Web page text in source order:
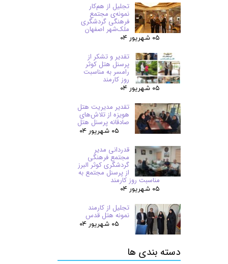
تجلیل از هم‌کار
نمونه‌ی مجتمع
فرهنگی گردشگری
ملک‌شهر اصفهان
۰۵ شهریور ۰۴
تقدیر و تشکر از
پرسنل هتل کوثر
رامسر به مناسبت
روز کارمند
۰۵ شهریور ۰۴
تقدیر مدیریت هتل
هویزه از تلاش‌های
صادقانه پرسنل هتل
۰۵ شهریور ۰۴
قدردانی مدیر
مجتمع فرهنگی
گردشگری کوثر البرز
از پرسنل مجتمع به
مناسبت روز کارمند
۰۵ شهریور ۰۴
تجلیل از کارمند
نمونه هتل قدس
۰۵ شهریور ۰۴
دسته بندی ها